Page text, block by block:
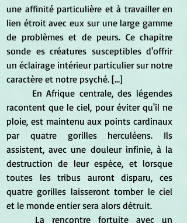
une affinité particulière et à travailler en
lien étroit avec eux sur une large gamme
de problèmes et de peurs. Ce chapitre
sonde es créatures susceptibles d'offrir
un éclairage intérieur particulier sur notre
caractère et notre psyché. [...]
racontent que le ciel, pour éviter qu'il ne
ploie, est maintenu aux points cardinaux
par quatre gorilles herculéens. Ils
assistent, avec une douleur infinie, à la
destruction de leur espèce, et lorsque
toutes les tribus auront disparu, ces
quatre gorilles laisseront tomber le ciel
et le monde entier sera alors détruit.